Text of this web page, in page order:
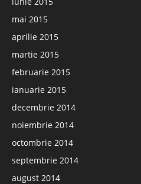
mai 2015
aprilie 2015
martie 2015
februarie 2015
ianuarie 2015
decembrie 2014
noiembrie 2014
octombrie 2014
septembrie 2014
august 2014